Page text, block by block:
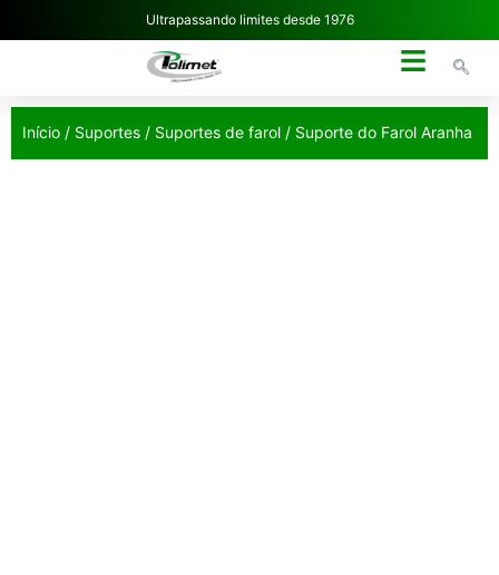
Ultrapassando limites desde 1976
Início / Suportes / Suportes de farol / Suporte do Farol Aranha